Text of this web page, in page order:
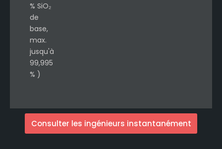
% SiO₂
de
base,
max.
jusqu'à
99,995
% )
Consulter les ingénieurs instantanément